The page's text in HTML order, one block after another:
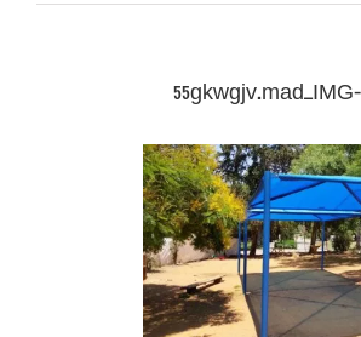
55gkwgjv.mad_IMG-